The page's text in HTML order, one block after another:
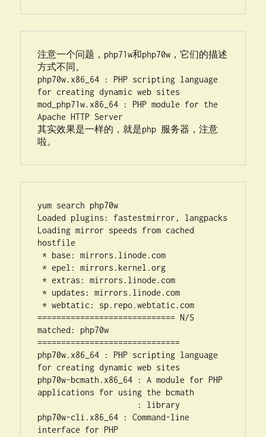
注意一个问题，php71w和php70w，它们的描述
方式不同。
php70w.x86_64 : PHP scripting language
for creating dynamic web sites
mod_php71w.x86_64 : PHP module for the
Apache HTTP Server
其实效果是一样的，就是php 服务器，注意
yum search php70w
Loaded plugins: fastestmirror, langpacks
Loading mirror speeds from cached
hostfile
* base: mirrors.linode.com
* epel: mirrors.kernel.org
* extras: mirrors.linode.com
* updates: mirrors.linode.com
* webtatic: sp.repo.webtatic.com
============================= N/S
matched: php70w
==============================
php70w.x86_64 : PHP scripting language
for creating dynamic web sites
php70w-bcmath.x86_64 : A module for PHP
applications for using the bcmath
php70w-cli.x86_64 : Command-line
interface for PHP